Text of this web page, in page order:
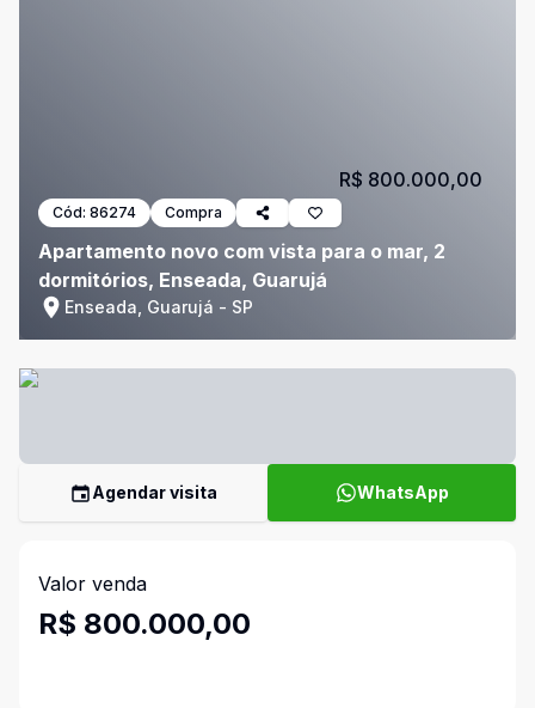
Cód: 86274 Compra
Apartamento novo com vista para o mar, 2
dormitórios, Enseada, Guarujá
Enseada, Guarujá - SP
R$ 800.000,00
Agendar visita WhatsApp
Valor venda
R$ 800.000,00